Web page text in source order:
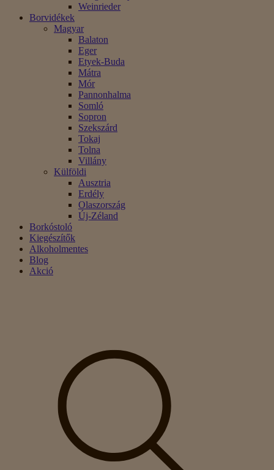
Weinrieder
Borvidékek
Magyar
Balaton
Eger
Etyek-Buda
Mátra
Mór
Pannonhalma
Somló
Sopron
Szekszárd
Tokaj
Tolna
Villány
Külföldi
Ausztria
Erdély
Olaszország
Új-Zéland
Borkóstoló
Kiegészítők
Alkoholmentes
Blog
Akció